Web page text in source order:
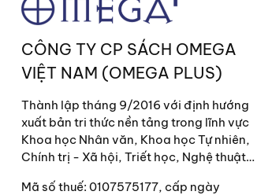
. Facebook :
CÔNG TY CP SÁCH OMEGA
VIỆT NAM (OMEGA PLUS)
Thành lập tháng 9/2016 với định hướng
xuất bản tri thức nền tảng trong lĩnh vực
Khoa học Nhân văn, Khoa học Tự nhiên,
Chính trị - Xã hội, Triết học, Nghệ thuật…
Mã số thuế: 0107575177, cấp ngày